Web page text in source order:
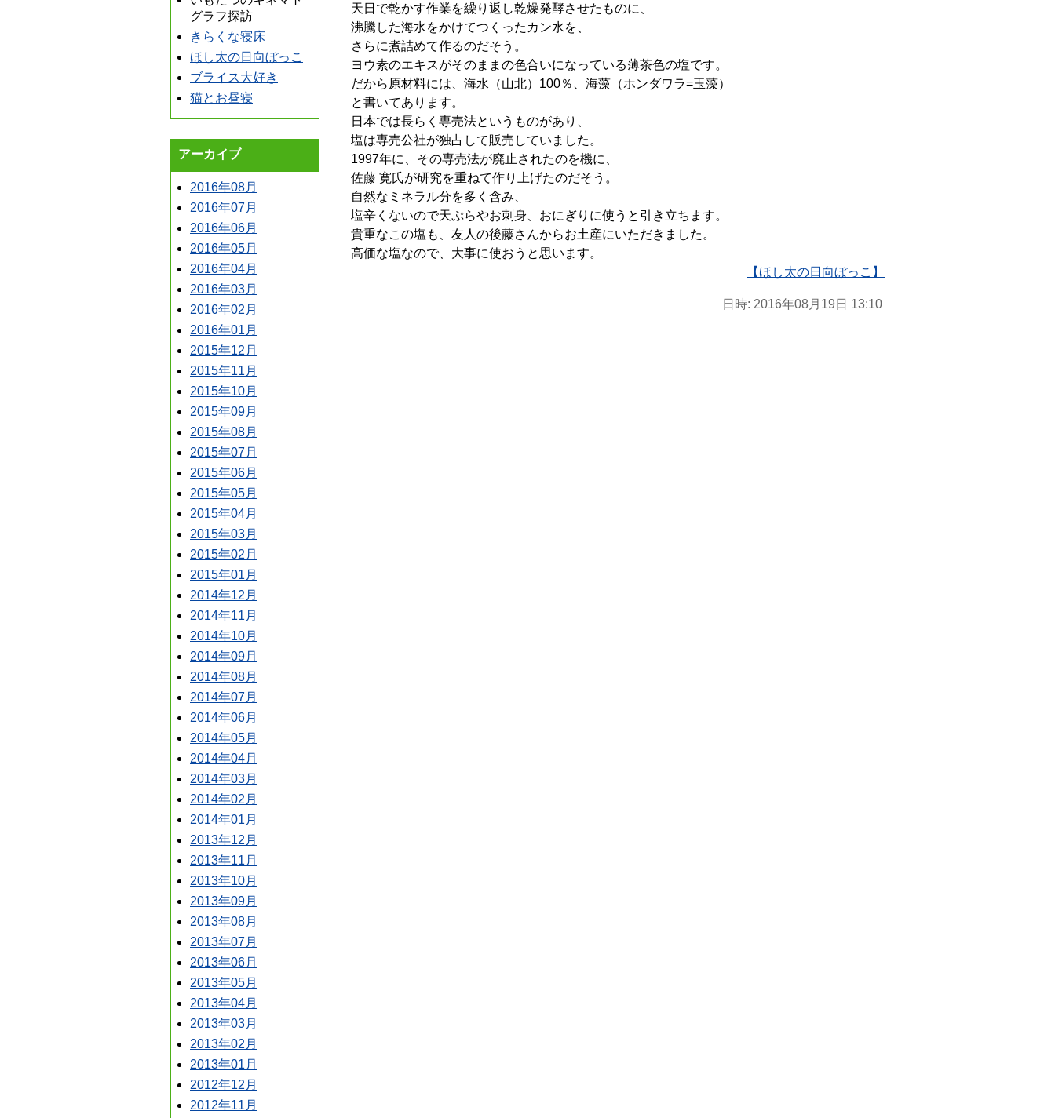
グラフ探訪
きらくな寝床
ほし太の日向ぼっこ
ブライス大好き
猫とお昼寝
アーカイブ
2016年08月
2016年07月
2016年06月
2016年05月
2016年04月
2016年03月
2016年02月
2016年01月
2015年12月
2015年11月
2015年10月
2015年09月
2015年08月
2015年07月
2015年06月
2015年05月
2015年04月
2015年03月
2015年02月
2015年01月
2014年12月
2014年11月
2014年10月
2014年09月
2014年08月
2014年07月
2014年06月
2014年05月
2014年04月
2014年03月
2014年02月
2014年01月
2013年12月
2013年11月
2013年10月
2013年09月
2013年08月
2013年07月
2013年06月
2013年05月
2013年04月
2013年03月
2013年02月
2013年01月
2012年12月
2012年11月
天日で乾かす作業を繰り返し乾燥発酵させたものに、
沸騰した海水をかけてつくったカン水を、
さらに煮詰めて作るのだそう。
ヨウ素のエキスがそのままの色合いになっている薄茶色の塩です。
だから原材料には、海水（山北）100％、海藻（ホンダワラ=玉藻）
と書いてあります。
日本では長らく専売法というものがあり、
塩は専売公社が独占して販売していました。
1997年に、その専売法が廃止されたのを機に、
佐藤 寛氏が研究を重ねて作り上げたのだそう。
自然なミネラル分を多く含み、
塩辛くないので天ぷらやお刺身、おにぎりに使うと引き立ちます。
貴重なこの塩も、友人の後藤さんからお土産にいただきました。
高価な塩なので、大事に使おうと思います。
【ほし太の日向ぼっこ】
日時: 2016年08月19日 13:10